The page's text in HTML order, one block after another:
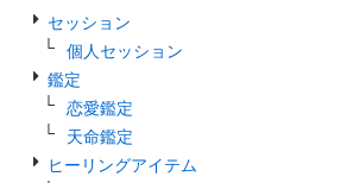
セッション
個人セッション
鑑定
恋愛鑑定
天命鑑定
ヒーリングアイテム